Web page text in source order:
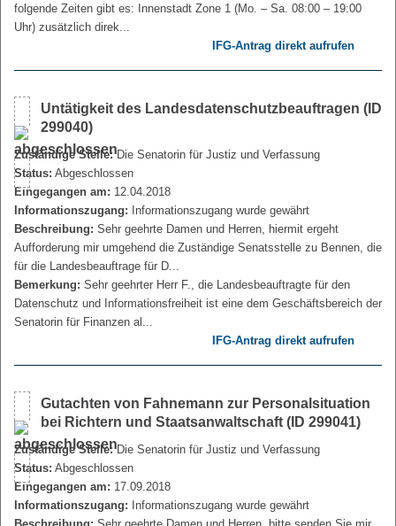
folgende Zeiten gibt es: Innenstadt Zone 1 (Mo. – Sa. 08:00 – 19:00
Uhr) zusätzlich direk...
IFG-Antrag direkt aufrufen
Untätigkeit des Landesdatenschutzbeauftragen (ID
299040)
Zuständige Stelle:Die Senatorin für Justiz und Verfassung
Status: Abgeschlossen
Eingegangen am: 12.04.2018
Informationszugang: Informationszugang wurde gewährt
Beschreibung: Sehr geehrte Damen und Herren, hiermit ergeht
Aufforderung mir umgehend die Zuständige Senatsstelle zu Bennen, die
für die Landesbeauftrage für D...
Bemerkung: Sehr geehrter Herr F., die Landesbeauftragte für den
Datenschutz und Informationsfreiheit ist eine dem Geschäftsbereich der
Senatorin für Finanzen al...
IFG-Antrag direkt aufrufen
Gutachten von Fahnemann zur Personalsituation
bei Richtern und Staatsanwaltschaft (ID 299041)
Zuständige Stelle:Die Senatorin für Justiz und Verfassung
Status: Abgeschlossen
Eingegangen am: 17.09.2018
Informationszugang: Informationszugang wurde gewährt